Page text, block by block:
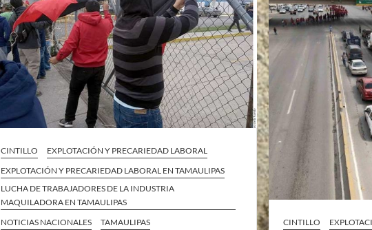
CINTILLO
EXPLOTACIÓN Y PRECARIEDAD LABORAL
EXPLOTACIÓN Y PRECARIEDAD LABORAL EN TAMAULIPAS
LUCHA DE TRABAJADORES DE LA INDUSTRIA
MAQUILADORA EN TAMAULIPAS
NOTICIAS NACIONALES
TAMAULIPAS
CINTILLO